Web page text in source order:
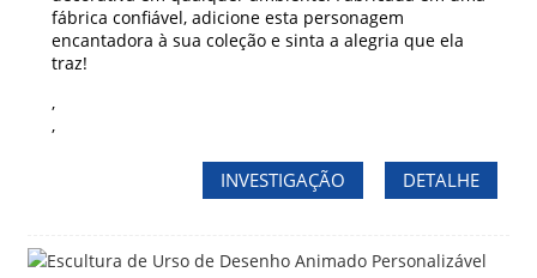
fábrica confiável, adicione esta personagem
encantadora à sua coleção e sinta a alegria que ela
traz!
,
,
INVESTIGAÇÃO DETALHE